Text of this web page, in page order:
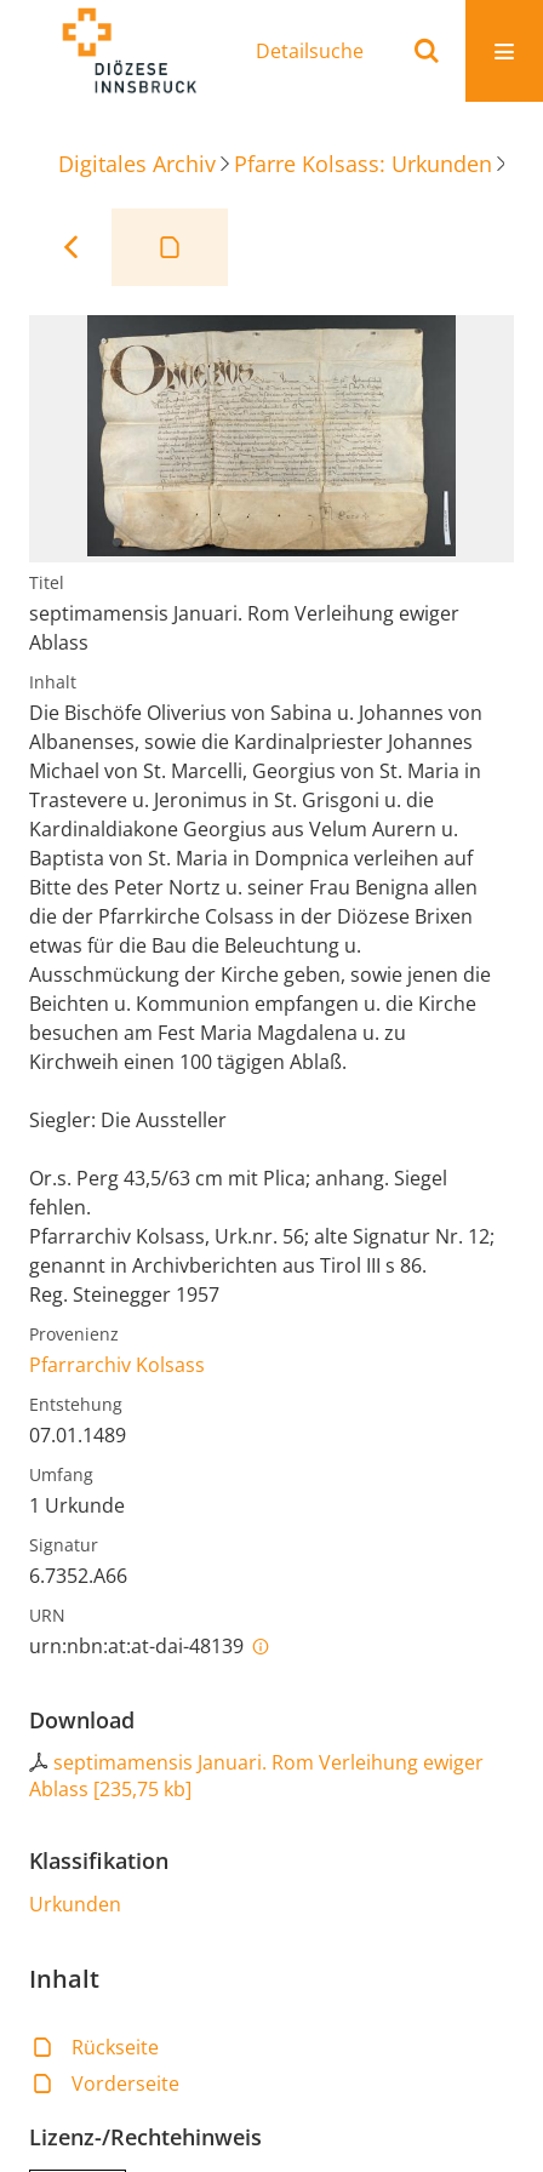
Detailsuche
Digitales Archiv Pfarre Kolsass: Urkunden
Titel
septimamensis Januari. Rom Verleihung ewiger
Ablass
Inhalt
Die Bischöfe Oliverius von Sabina u. Johannes von
Albanenses, sowie die Kardinalpriester Johannes
Michael von St. Marcelli, Georgius von St. Maria in
Trastevere u. Jeronimus in St. Grisgoni u. die
Kardinaldiakone Georgius aus Velum Aurern u.
Baptista von St. Maria in Dompnica verleihen auf
Bitte des Peter Nortz u. seiner Frau Benigna allen
die der Pfarrkirche Colsass in der Diözese Brixen
etwas für die Bau die Beleuchtung u.
Ausschmückung der Kirche geben, sowie jenen die
Beichten u. Kommunion empfangen u. die Kirche
besuchen am Fest Maria Magdalena u. zu
Kirchweih einen 100 tägigen Ablaß.
Siegler: Die Aussteller
Or.s. Perg 43,5/63 cm mit Plica; anhang. Siegel
fehlen.
Pfarrarchiv Kolsass, Urk.nr. 56; alte Signatur Nr. 12;
genannt in Archivberichten aus Tirol III s 86.
Reg. Steinegger 1957
Provenienz
Pfarrarchiv Kolsass
Entstehung
07.01.1489
Umfang
1 Urkunde
Signatur
6.7352.A66
URN
urn:nbn:at:at-dai-48139
Download
septimamensis Januari. Rom Verleihung ewiger
Ablass [235,75 kb]
Klassifikation
Urkunden
Inhalt
Rückseite
Vorderseite
Lizenz-/Rechtehinweis